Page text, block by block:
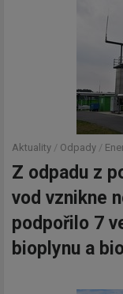
Aktuality / Odpady /
Z odpadu z
vod vznikne
podpořilo 7
bioplynu a